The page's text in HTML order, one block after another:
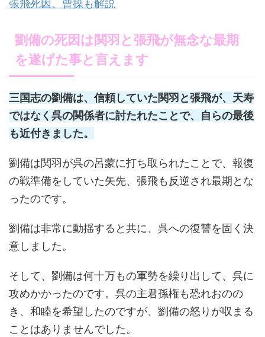
張飛死因、曹操も解説
劉備の死因は関羽と張飛が無念な最期
を遂げた事と言えます
三国志の劉備は、信頼していた関羽と張飛が、天寿
ではなく呉の関係者に討たれたことで、自らの最後
も近付きました。
劉備は関羽が呉の呂蒙に打ち取られたことで、報復
の戦準備をしていた矢先、張飛も反逆され最期とな
ったのです。
劉備は非常に動揺すると共に、呉への復讐を固く決
意しました。
そして、劉備は何十万もの軍勢を繰り出して、呉に
攻めかかったのです。呉の主君孫権も恐れおのの
き、和睦を希望したのですが、劉備の怒りが収まる
ことはありませんでした。